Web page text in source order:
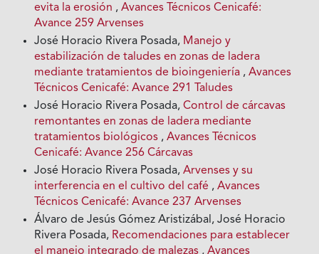
evita la erosión ,Avances Técnicos Cenicafé:
Avance 259 Arvenses
José Horacio Rivera Posada, Manejo y
estabilización de taludes en zonas de ladera
mediante tratamientos de bioingeniería ,Avances
Técnicos Cenicafé: Avance 291 Taludes
José Horacio Rivera Posada,Control de cárcavas
remontantes en zonas de ladera mediante
tratamientos biológicos ,Avances Técnicos
Cenicafé: Avance 256 Cárcavas
José Horacio Rivera Posada,Arvenses y su
interferencia en el cultivo del café ,Avances
Técnicos Cenicafé: Avance 237 Arvenses
Álvaro de Jesús Gómez Aristizábal, José Horacio
Rivera Posada, Recomendaciones para establecer
el manejo integrado de malezas ,Avances